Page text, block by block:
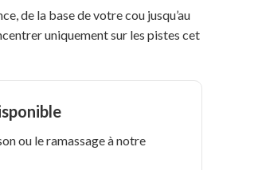
de la base de votre cou jusqu’au
uniquement sur les pistes cet
ou le ramassage à notre